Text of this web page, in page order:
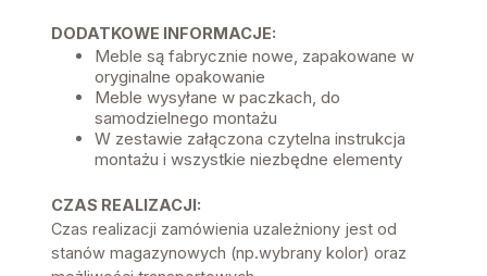
DODATKOWE INFORMACJE:
Meble są fabrycznie nowe, zapakowane w
oryginalne opakowanie
Meble wysyłane w paczkach, do
samodzielnego montażu
W zestawie załączona czytelna instrukcja
montażu i wszystkie niezbędne elementy
CZAS REALIZACJI:
Czas realizacji zamówienia uzależniony jest od
stanów magazynowych (np.wybrany kolor) oraz